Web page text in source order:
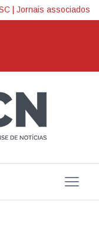
Jornais associados